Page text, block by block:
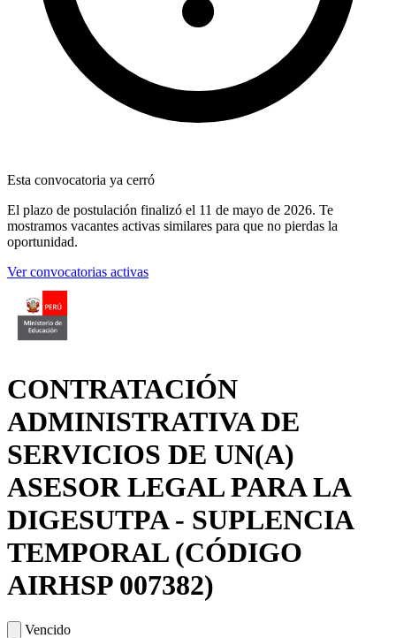
Esta convocatoria ya cerró
El plazo de postulación finalizó el 11 de mayo de 2026. Te
mostramos vacantes activas similares para que no pierdas la
oportunidad.
Ver convocatorias activas
CONTRATACIÓN
ADMINISTRATIVA DE
SERVICIOS DE UN(A)
ASESOR LEGAL PARA LA
DIGESUTPA - SUPLENCIA
TEMPORAL (CÓDIGO
AIRHSP 007382)
Vencido